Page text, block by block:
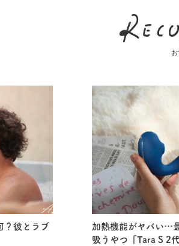
お
？彼とラブ
加熱機能がヤバい…
吸うやつ『Tara S 2